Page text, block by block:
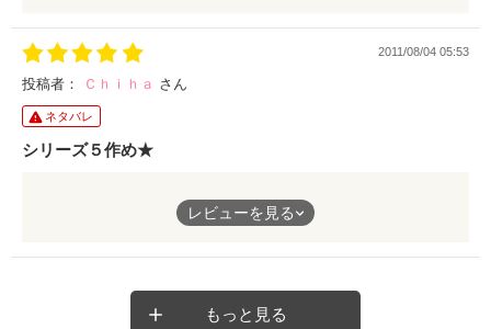
惚れちゃう惚れちゃう
2011/08/04 05:53
投稿者： Ｃｈｉｈａ さん
ネタバレ
シリーズ５作め★
旦那がある日突然モデルになった！
中盤どうなることかと思ったけどラストはやっぱり溺愛(*^×^*)
レビューを見る
もっと見る